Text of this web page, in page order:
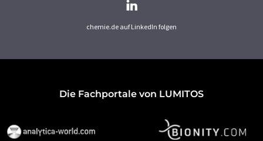
chemie.de auf LinkedIn folgen
Die Fachportale von LUMITOS